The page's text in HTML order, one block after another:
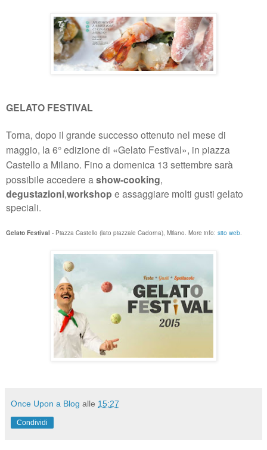
GELATO FESTIVAL
Torna, dopo il grande successo ottenuto nel mese di
maggio, la 6° edizione di «Gelato Festival», in piazza
Castello a Milano. Fino a domenica 13 settembre sarà
possibile accedere a show-cooking,
degustazioni,workshop e assaggiare molti gusti gelato
speciali.
Gelato Festival - Piazza Castello (lato piazzale Cadorna), Milano. More info: sito web
Once Upon a Blog alle 15:27
Condividi